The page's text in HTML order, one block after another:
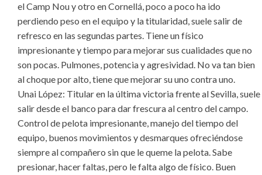
el Camp Nou y otro en Cornellá, poco a poco ha ido
perdiendo peso en el equipo y la titularidad, suele salir de
refresco en las segundas partes. Tiene un físico
impresionante y tiempo para mejorar sus cualidades que no
son pocas. Pulmones, potencia y agresividad. No va tan bien
al choque por alto, tiene que mejorar su uno contra uno.
Unai López: Titular en la última victoria frente al Sevilla, suele
salir desde el banco para dar frescura al centro del campo.
Control de pelota impresionante, manejo del tiempo del
equipo, buenos movimientos y desmarques ofreciéndose
siempre al compañero sin que le queme la pelota. Sabe
presionar, hacer faltas, pero le falta algo de físico. Buen